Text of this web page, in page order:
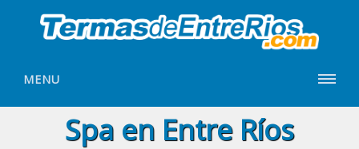
MENU
Spa en Entre Ríos